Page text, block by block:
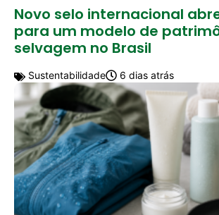
Novo selo internacional
para um modelo de
selvagem no Brasil
Sustentabilidade 6 dias atrás